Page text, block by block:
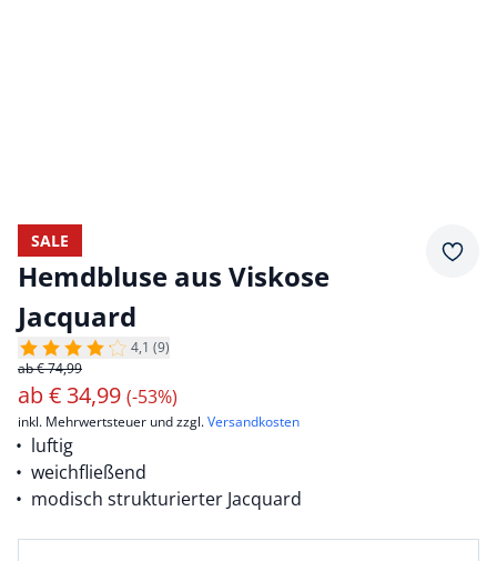
SALE
Hemdbluse aus Viskose
Jacquard
4,1 (9)
ab € 74,99
ab€ 34,99 (-53%)
inkl. Mehrwertsteuer und zzgl.Versandkosten
luftig
weichfließend
modisch strukturierter Jacquard